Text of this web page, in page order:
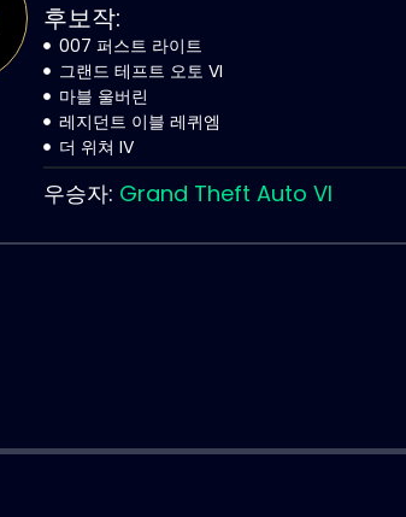
후보작:
007 퍼스트 라이트
그랜드 테프트 오토 VI
마블 울버린
레지던트 이블 레퀴엠
더 위쳐 IV
우승자: Grand Theft Auto VI